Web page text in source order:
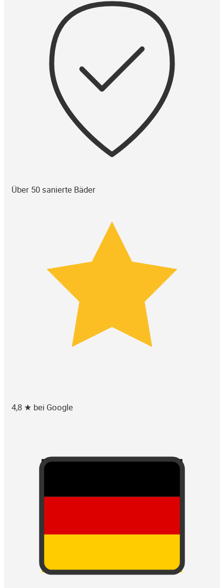
Über 50 sanierte Bäder
4,8 ★ bei Google